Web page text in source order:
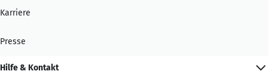
Karriere
Presse
Hilfe & Kontakt